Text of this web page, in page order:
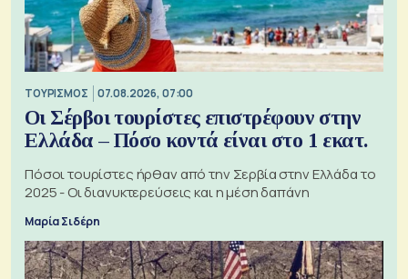
ΤΟΥΡΙΣΜΟΣ 07.08.2026, 07:00
Οι Σέρβοι τουρίστες επιστρέφουν στην
Ελλάδα – Πόσο κοντά είναι στο 1 εκατ.
Πόσοι τουρίστες ήρθαν από την Σερβία στην Ελλάδα το
2025 - Οι διανυκτερεύσεις και η μέση δαπάνη
Μαρία Σιδέρη